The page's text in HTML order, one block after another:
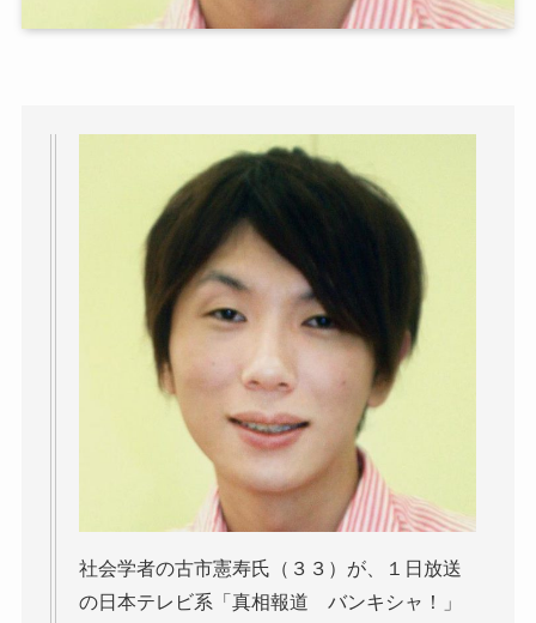
社会学者の古市憲寿氏（３３）が、１日放送
の日本テレビ系「真相報道 バンキシャ！」